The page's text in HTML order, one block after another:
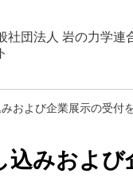
社団法人 岩の力学連
および企業展示の受付
みおよび